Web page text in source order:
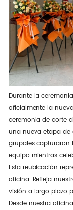
Durante la
oficialmente la
ceremonia de corte
una nueva etapa de
grupales
equipo mientras
Esta reubicación
oficina. Refleja
visión a largo plazo
Desde nuestra